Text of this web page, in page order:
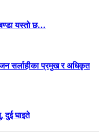
यस्तो छ…
सर्लाहीका प्रमुख र अधिकृत
दुई घाइते